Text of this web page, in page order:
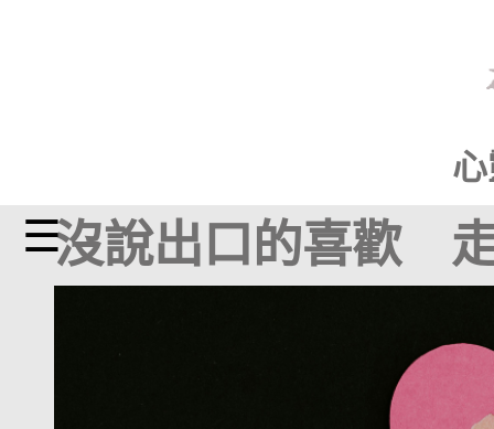
☰沒說出口的喜歡